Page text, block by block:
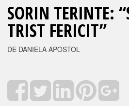
SORIN TERINTE:
TRIST FERICIT”
DE DANIELA APOSTOL